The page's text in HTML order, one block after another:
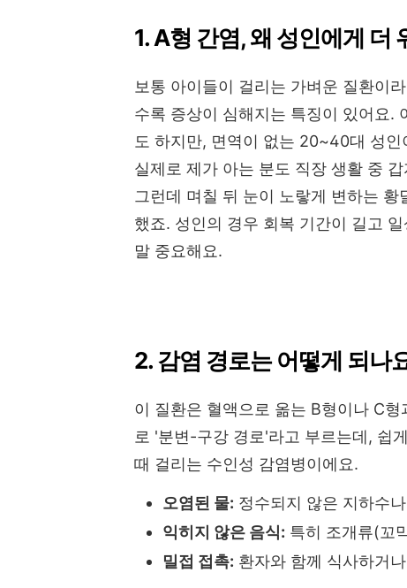
1. A형 간염, 왜 성인에게 더
보통 아이들이 걸리는 가벼운 질환이
수록 증상이 심해지는 특징이 있어요.
도 하지만, 면역이 없는 20~40대 성
실제로 제가 아는 분도 직장 생활 중
그런데 며칠 뒤 눈이 노랗게 변하는
했죠. 성인의 경우 회복 기간이 길고
말 중요해요.
2. 감염 경로는 어떻게 되나
이 질환은 혈액으로 옮는 B형이나 C
로 '분변-구강 경로'라고 부르는데, 쉽
때 걸리는 수인성 감염병이에요.
오염된 물: 정수되지 않은 지하수
익히지 않은 음식: 특히 조개류(꼬
밀접 접촉: 환자와 함께 식사하거